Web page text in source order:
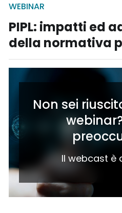
WEBINAR
PIPL: impatti ed
della normativa
Non sei
Il webcast è